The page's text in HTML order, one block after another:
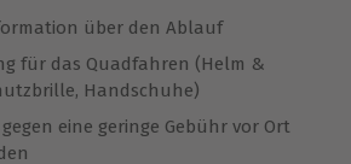
über den Ablauf
für das Quadfahren (Helm &
Handschuhe)
eine geringe Gebühr vor Ort